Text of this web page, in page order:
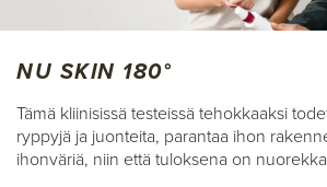
NU SKIN 180°
Tämä kliinisissä testeissä tehokkaaksi
ryppyjä ja juonteita, parantaa ihon
ihonväriä, niin että tuloksena on